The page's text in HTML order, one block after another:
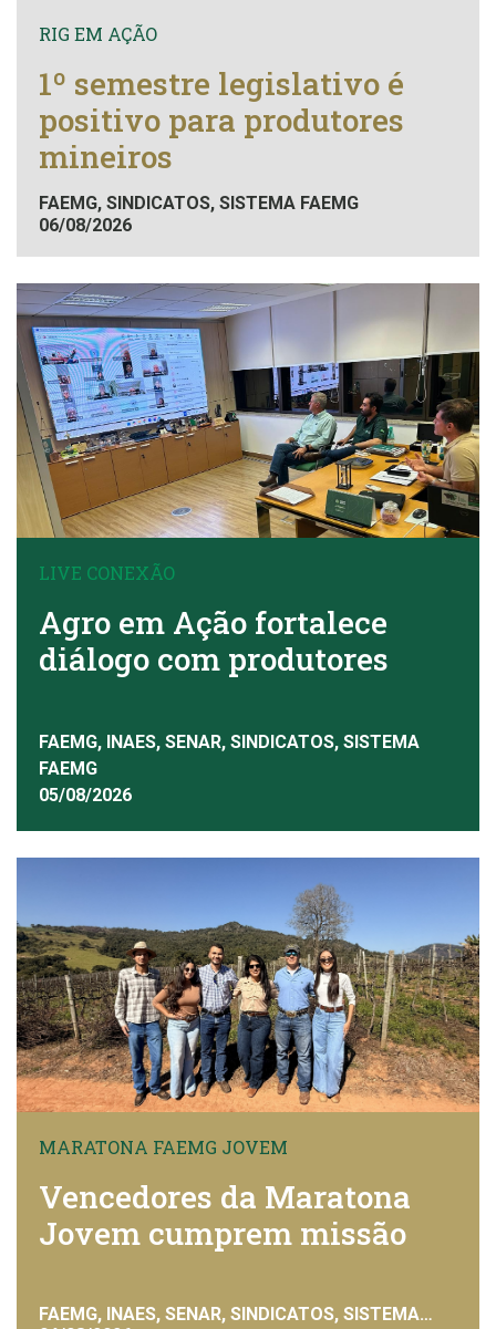
RIG EM AÇÃO
1º semestre legislativo é
positivo para produtores
mineiros
FAEMG, SINDICATOS, SISTEMA FAEMG
06/08/2026
LIVE CONEXÃO
Agro em Ação fortalece
diálogo com produtores
FAEMG, INAES, SENAR, SINDICATOS, SISTEMA
FAEMG
05/08/2026
MARATONA FAEMG JOVEM
Vencedores da Maratona
Jovem cumprem missão
FAEMG, INAES, SENAR, SINDICATOS, SISTEMA